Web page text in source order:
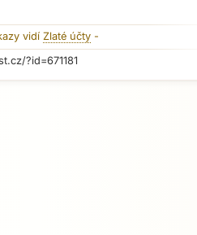
vidí Zlaté účty -
?id=671181